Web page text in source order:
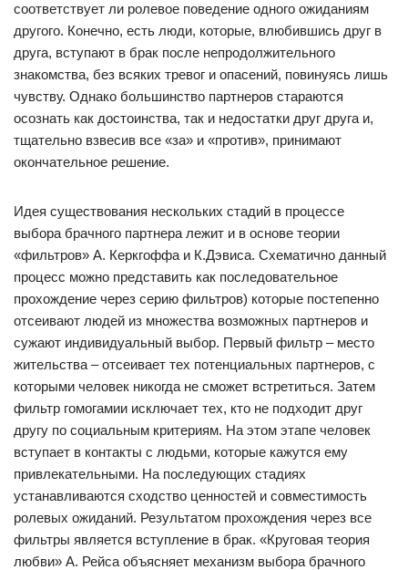
соответствует ли ролевое поведение одного ожиданиям
другого. Конечно, есть люди, которые, влюбившись друг в
друга, вступают в брак после непродолжительного
знакомства, без всяких тревог и опасений, повинуясь лишь
чувству. Однако большинство партнеров стараются
осознать как достоинства, так и недостатки друг друга и,
тщательно взвесив все «за» и «против», принимают
окончательное решение.
Идея существования нескольких стадий в процессе
выбора брачного партнера лежит и в основе теории
«фильтров» А. Керкгоффа и К.Дэвиса. Схематично данный
процесс можно представить как последовательное
прохождение через серию фильтров) которые постепенно
отсеивают людей из множества возможных партнеров и
сужают индивидуальный выбор. Первый фильтр – место
жительства – отсеивает тех потенциальных партнеров, с
которыми человек никогда не сможет встретиться. Затем
фильтр гомогамии исключает тех, кто не подходит друг
другу по социальным критериям. На этом этапе человек
вступает в контакты с людьми, которые кажутся ему
привлекательными. На последующих стадиях
устанавливаются сходство ценностей и совместимость
ролевых ожиданий. Результатом прохождения через все
фильтры является вступление в брак. «Круговая теория
любви» А. Рейса объясняет механизм выбора брачного